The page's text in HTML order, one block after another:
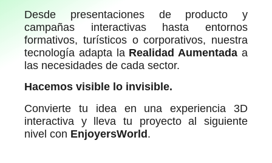
Desde presentaciones de producto y
campañas interactivas hasta entornos
formativos, turísticos o corporativos, nuestra
tecnología adapta la Realidad Aumentada a
las necesidades de cada sector.
Hacemos visible lo invisible.
Convierte tu idea en una experiencia 3D
interactiva y lleva tu proyecto al siguiente
nivel con EnjoyersWorld.